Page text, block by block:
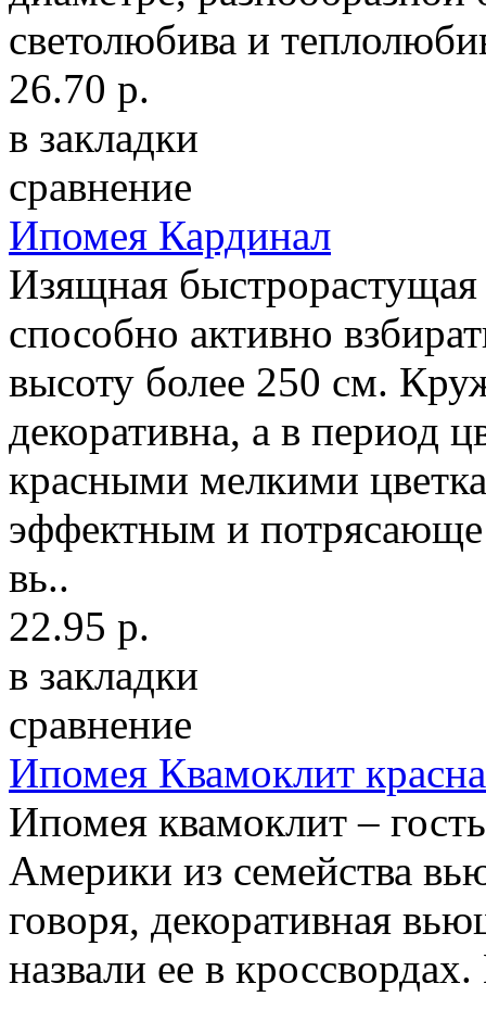
светолюбива и
26.70 р.
в закладки
сравнение
Ипомея Кардинал
Изящная быстрорастущая
способно активно
высоту более 250 см.
декоративна, а в период
красными мелкими
эффектным и
вь..
22.95 р.
в закладки
сравнение
Ипомея Квамоклит
Ипомея квамоклит –
Америки из семейства
говоря, декоративная
назвали ее в